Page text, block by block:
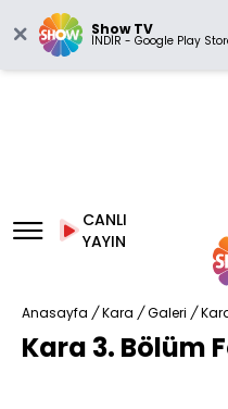
Show TV
İNDİR - Google Play
CANLI
YAYIN
Anasayfa / Kara / Galeri /
Kara 3. Bölüm